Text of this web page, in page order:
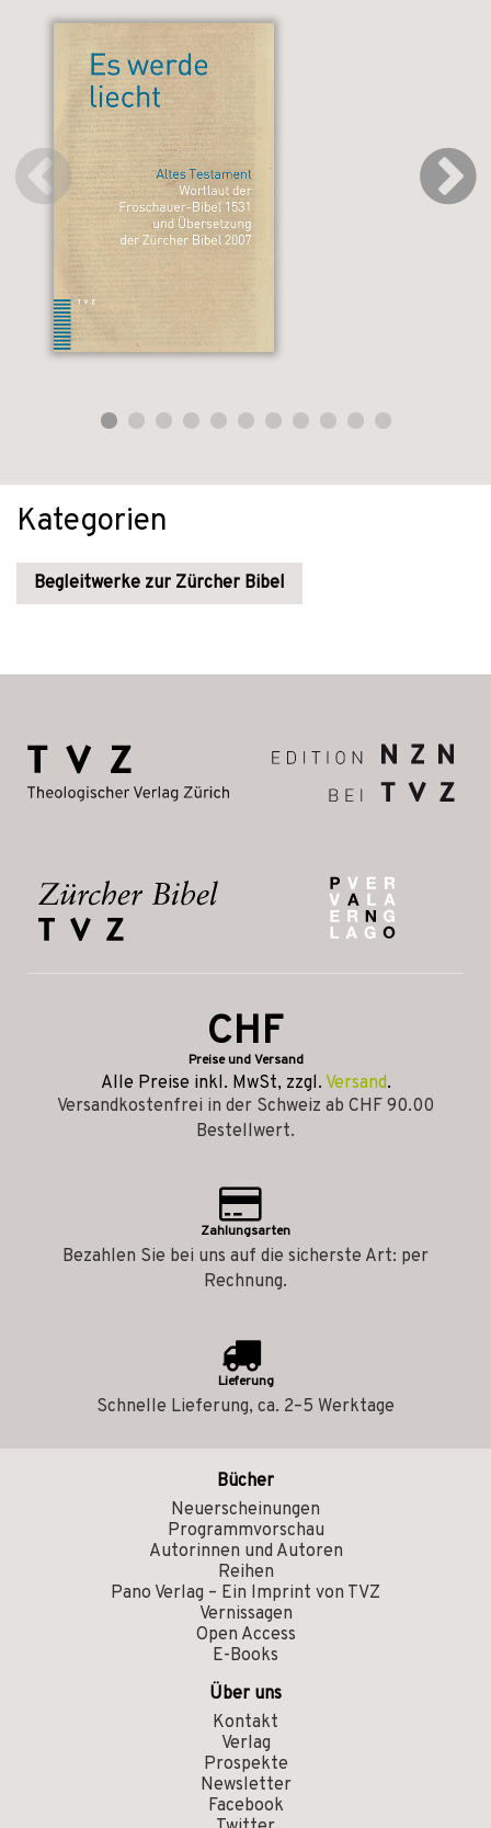
Kategorien
Begleitwerke zur Zürcher Bibel
CHF
Preise und Versand
Alle Preise inkl. MwSt, zzgl. Versand.
Versandkostenfrei in der Schweiz ab CHF 90.00
Bestellwert.
Zahlungsarten
Bezahlen Sie bei uns auf die sicherste Art: per
Rechnung.
Lieferung
Schnelle Lieferung, ca. 2–5 Werktage
Bücher
Neuerscheinungen
Programmvorschau
Autorinnen und Autoren
Reihen
Pano Verlag – Ein Imprint von TVZ
Vernissagen
Open Access
E-Books
Über uns
Kontakt
Verlag
Prospekte
Newsletter
Facebook